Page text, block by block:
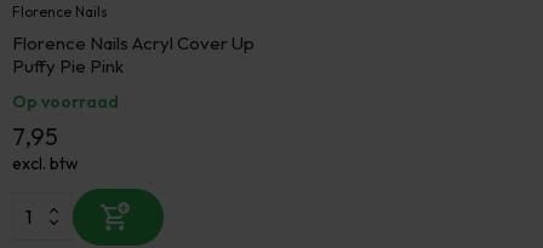
Florence Nails
Florence Nails Acryl Cover Up
Puffy Pie Pink
Op voorraad
7,95
excl. btw